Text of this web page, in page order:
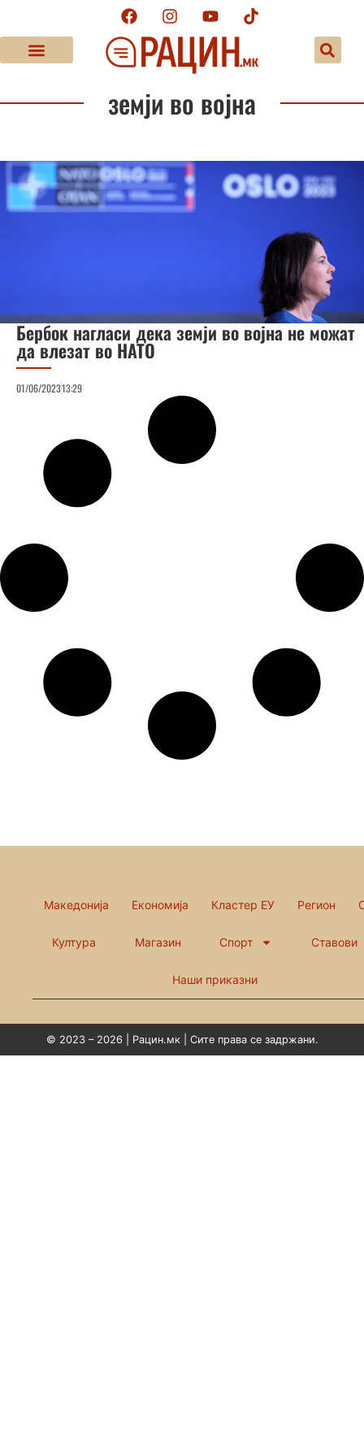
земји во војна
Бербок нагласи дека земји во војна не можат
да влезат во НАТО
01/06/202313:29
Македонија Економија Кластер ЕУ Регион
Култура Магазин Спорт Ставови
Наши приказни
© 2023 – 2026 | Рацин.мк | Сите права се задржани.